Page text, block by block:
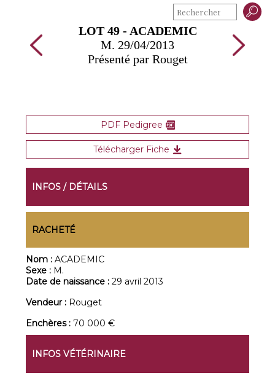
LOT 49 - ACADEMIC
M. 29/04/2013
Présenté par Rouget
PDF Pedigree
Télécharger Fiche
INFOS / DÉTAILS
RACHETÉ
Nom :ACADEMIC
Sexe : M.
Date de naissance :29 avril 2013
Vendeur : Rouget
Enchères :70 000 €
INFOS VÉTÉRINAIRE